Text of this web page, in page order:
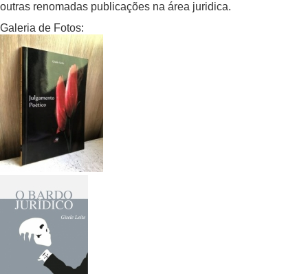
outras renomadas publicações na área juridica.
Galeria de Fotos: